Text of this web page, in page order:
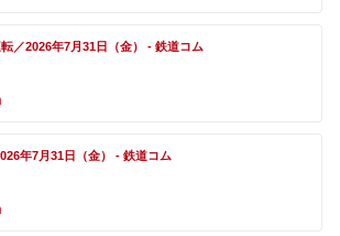
／2026年7月31日（金） - 鉄道コム
年7月31日（金） - 鉄道コム